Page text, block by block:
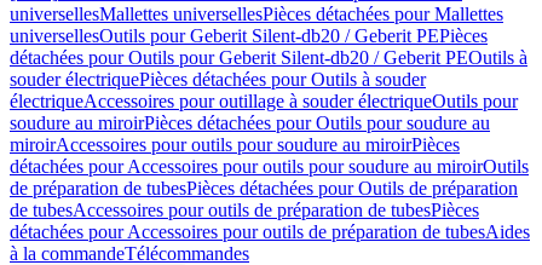
universellesMallettes universellesPièces détachées pour Mallettes
universellesOutils pour Geberit Silent-db20 / Geberit PEPièces
détachées pour Outils pour Geberit Silent-db20 / Geberit PEOutils à
souder électriquePièces détachées pour Outils à souder
électriqueAccessoires pour outillage à souder électriqueOutils pour
soudure au miroirPièces détachées pour Outils pour soudure au
miroirAccessoires pour outils pour soudure au miroirPièces
détachées pour Accessoires pour outils pour soudure au miroirOutils
de préparation de tubesPièces détachées pour Outils de préparation
de tubesAccessoires pour outils de préparation de tubesPièces
détachées pour Accessoires pour outils de préparation de tubesAides
à la commandeTélécommandes